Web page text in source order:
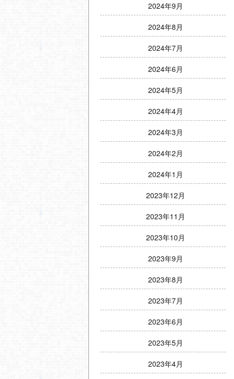
2024年9月
2024年8月
2024年7月
2024年6月
2024年5月
2024年4月
2024年3月
2024年2月
2024年1月
2023年12月
2023年11月
2023年10月
2023年9月
2023年8月
2023年7月
2023年6月
2023年5月
2023年4月